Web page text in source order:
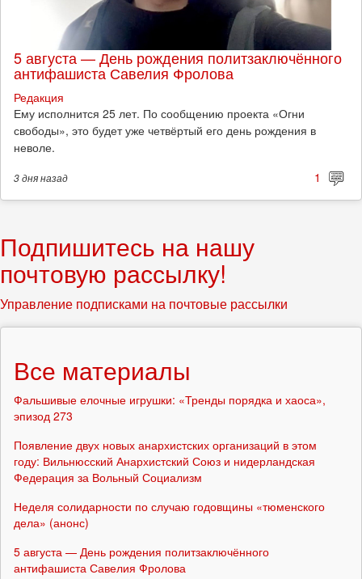
5 августа — День рождения политзаключённого
антифашиста Савелия Фролова
Редакция
Ему исполнится 25 лет. По сообщению проекта «Огни
свободы», это будет уже четвёртый его день рождения в
неволе.
3 дняназад 1
Подпишитесь на нашу
почтовую рассылку!
Управление подписками на почтовые рассылки
Все материалы
Фальшивые елочные игрушки: «Тренды порядка и хаоса»,
эпизод 273
Появление двух новых анархистских организаций в этом
году: Вильнюсский Анархистский Союз и нидерландская
Федерация за Вольный Социализм
Неделя солидарности по случаю годовщины «тюменского
дела» (анонс)
5 августа — День рождения политзаключённого
антифашиста Савелия Фролова